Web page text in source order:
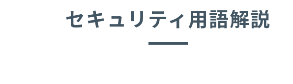
セキュリティ用語解説